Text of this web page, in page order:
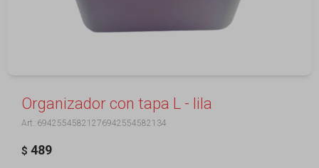
Organizador con tapa L - lila
69425545821276942554582134
$ 489